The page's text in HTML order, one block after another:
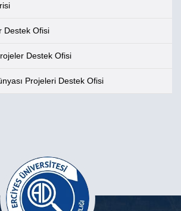
Destek Ofisi
Destek Ofisi
Projeleri Destek Ofisi